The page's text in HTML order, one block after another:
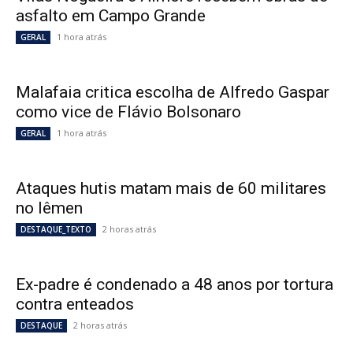
asfalto em Campo Grande
GERAL 1 hora atrás
Malafaia critica escolha de Alfredo Gaspar
como vice de Flávio Bolsonaro
GERAL 1 hora atrás
Ataques hutis matam mais de 60 militares
no Iêmen
DESTAQUE_TEXTO 2 horas atrás
Ex-padre é condenado a 48 anos por tortura
contra enteados
DESTAQUE 2 horas atrás